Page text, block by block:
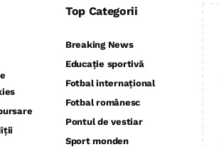
Top Categorii
Breaking News
Educație sportivă
Fotbal internațional
Fotbal românesc
Pontul de vestiar
Sport monden